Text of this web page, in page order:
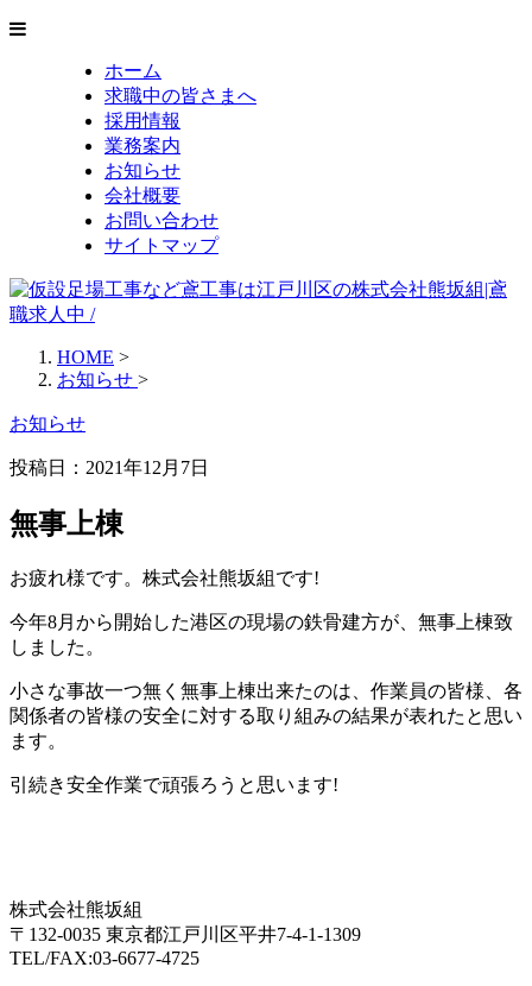
ホーム
求職中の皆さまへ
採用情報
業務案内
お知らせ
会社概要
お問い合わせ
サイトマップ
HOME >
お知らせ >
お知らせ
投稿日： 2021年12月7日
無事上棟
お疲れ様です。株式会社熊坂組です!
今年8月から開始した港区の現場の鉄骨建方が、無事上棟致
しました。
小さな事故一つ無く無事上棟出来たのは、作業員の皆様、各
関係者の皆様の安全に対する取り組みの結果が表れたと思い
ます。
引続き安全作業で頑張ろうと思います!
株式会社熊坂組
〒132-0035 東京都江戸川区平井7-4-1-1309
TEL/FAX:03-6677-4725